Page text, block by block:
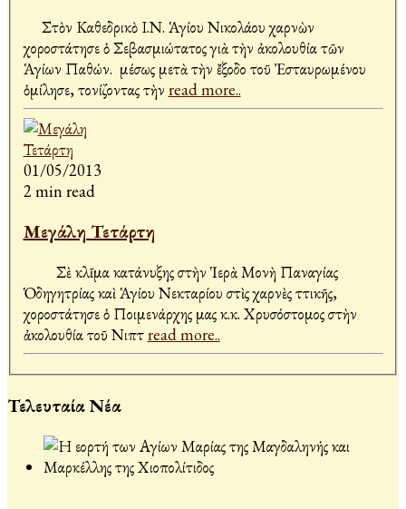
Στὸν Καθεδρικὸ Ι.Ν. Ἁγίου Νικολάου Ἀχαρνὼν
χοροστάτησε ὁ Σεβασμιώτατος γιὰ τὴν ἀκολουθία τῶν
Ἁγίων Παθών. Ἀμέσως μετὰ τὴν ἔξοδο τοῦ Ἐσταυρωμένου
ὁμίλησε, τονίζοντας τὴν read more..
01/05/2013
2 min read
Μεγάλη Τετάρτη
Σὲ κλῖμα κατάνυξης στὴν Ἱερὰ Μονὴ Παναγίας
Ὁδηγητρίας καὶ Ἁγίου Νεκταρίου στὶς Ἀχαρνὲς Ἀττικῆς,
χοροστάτησε ὁ Ποιμενάρχης μας κ.κ. Χρυσόστομος στὴν
ἀκολουθία τοῦ Νιπτread more..
Τελευταία Νέα